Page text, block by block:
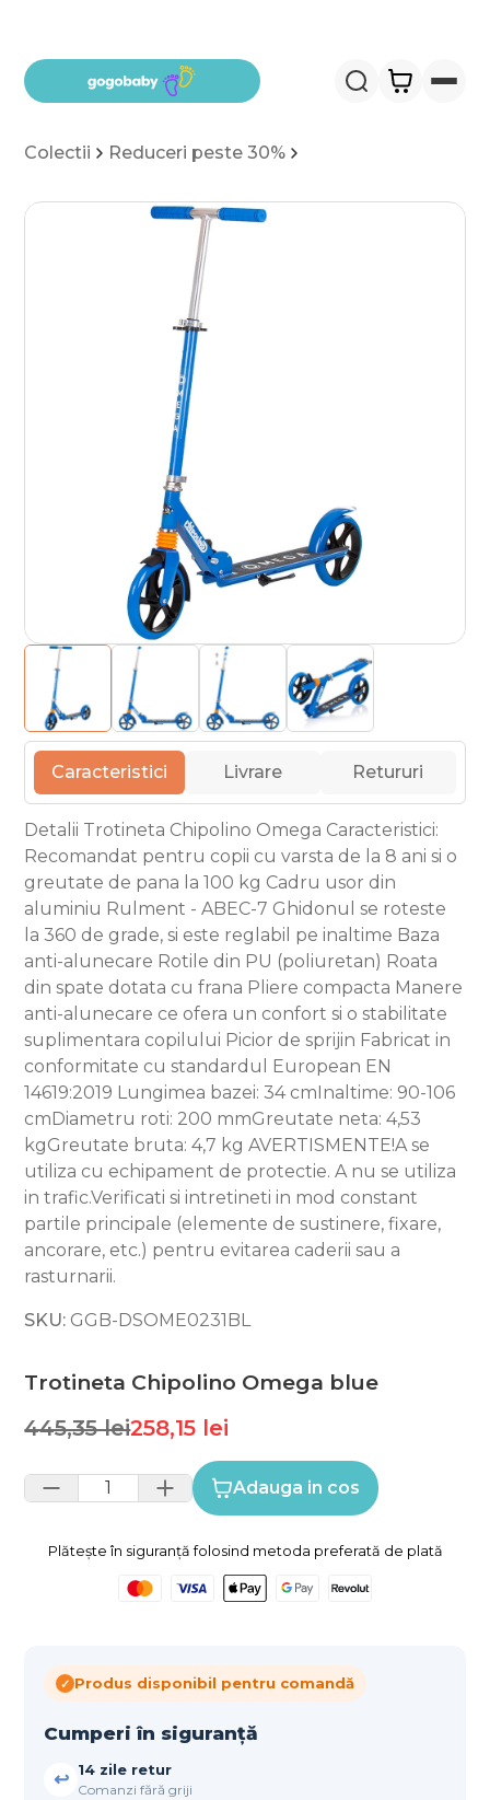
Colectii Reduceri peste 30%
Caracteristici Livrare Retururi
Detalii Trotineta Chipolino Omega Caracteristici:
Recomandat pentru copii cu varsta de la 8 ani si o
greutate de pana la 100 kg Cadru usor din
aluminiu Rulment - ABEC-7 Ghidonul se roteste
la 360 de grade, si este reglabil pe inaltime Baza
anti-alunecare Rotile din PU (poliuretan) Roata
din spate dotata cu frana Pliere compacta Manere
anti-alunecare ce ofera un confort si o stabilitate
suplimentara copilului Picior de sprijin Fabricat in
conformitate cu standardul European ЕN
14619:2019 Lungimea bazei: 34 cmInaltime: 90-106
cmDiametru roti: 200 mmGreutate neta: 4,53
kgGreutate bruta: 4,7 kg AVERTISMENTE!A se
utiliza cu echipament de protectie. A nu se utiliza
in trafic.Verificati si intretineti in mod constant
partile principale (elemente de sustinere, fixare,
ancorare, etc.) pentru evitarea caderii sau a
rasturnarii.
SKU: GGB-DSOME0231BL
Trotineta Chipolino Omega blue
445,35 lei258,15 lei
Adauga in cos
Plătește în siguranță folosind metoda preferată de plată
✓ Produs disponibil pentru comandă
Cumperi în siguranță
↩ 14 zile retur
Comanzi fără griji